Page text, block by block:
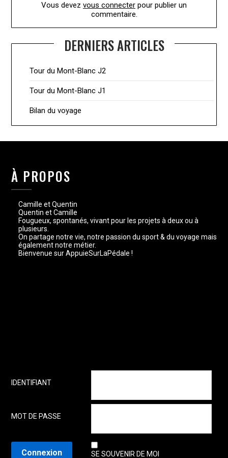
Vous devez vous connecter pour publier un
commentaire.
DERNIERS ARTICLES
Tour du Mont-Blanc J2
Tour du Mont-Blanc J1
Bilan du voyage
À PROPOS
Camille et Quentin
Quentin et Camille
Fougueux, spontanés, vivant pour les projets à deux ou à
plusieurs.
On partage notre vie, notre passion du sport & du voyage mais
également notre métier.
Bienvenue sur AppuieSurLaPédale !
IDENTIFIANT
MOT DE PASSE
SE SOUVENIR DE MOI